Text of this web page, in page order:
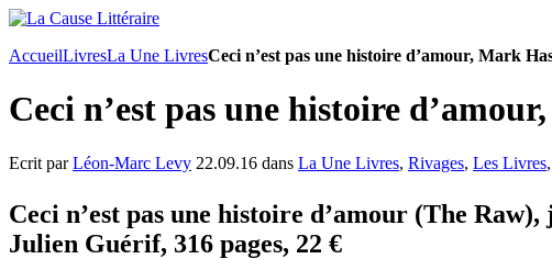
AccueilLivresLa Une LivresCeci n’est pas une histoire d’amour, Mark
Ceci n’est pas une histoire
Ecrit parLéon-Marc Levy 22.09.16 dans La Une Livres, Rivages, Les Livres,
Ceci n’est pas une histoire d’amour (The
Julien Guérif, 316 pages, 22 €